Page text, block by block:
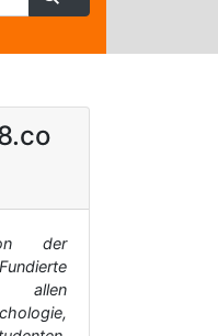
der
allen